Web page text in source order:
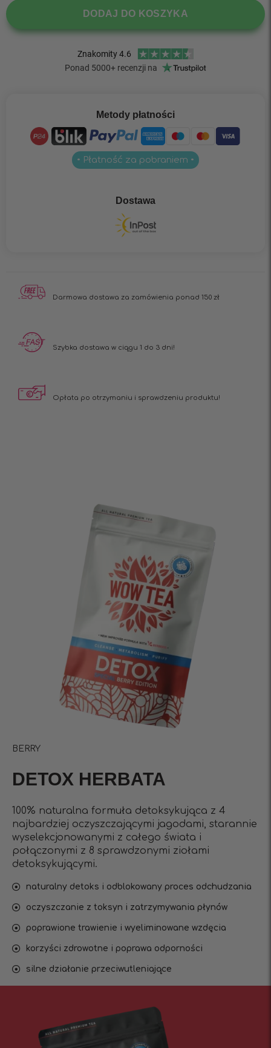
DODAJ DO KOSZYKA
Metody płatności
• Płatność za pobraniem •
Dostawa
Darmowa dostawa za zamówienia ponad 150 zł
Szybka dostawa w ciągu 1 do 3 dni!
Opłata po otrzymaniu i sprawdzeniu produktu!
BERRY
DETOX HERBATA
100% naturalna formuła detoksykująca z 4
najbardziej oczyszczającymi jagodami, starannie
wyselekcjonowanymi z całego świata i
połączonymi z 8 sprawdzonymi ziołami
detoksykującymi.
naturalny detoks i odblokowany proces odchudzania
oczyszczanie z toksyn i zatrzymywania płynów
poprawione trawienie i wyeliminowane wzdęcia
korzyści zdrowotne i poprawa odporności
silne działanie przeciwutleniające